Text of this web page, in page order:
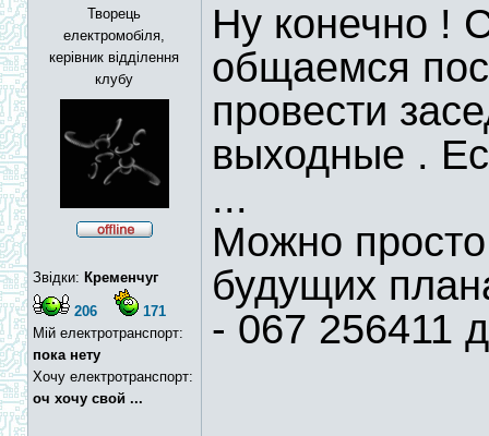
Творець
електромобіля,
керівник відділення
клубу
Звідки: Кременчуг
206
171
Мій електротранспорт:
пока нету
Хочу електротранспорт:
оч хочу свой ...
Ну конечно !
общаемся
провести
выходные .
...
Можно
будущих
- 067 256411